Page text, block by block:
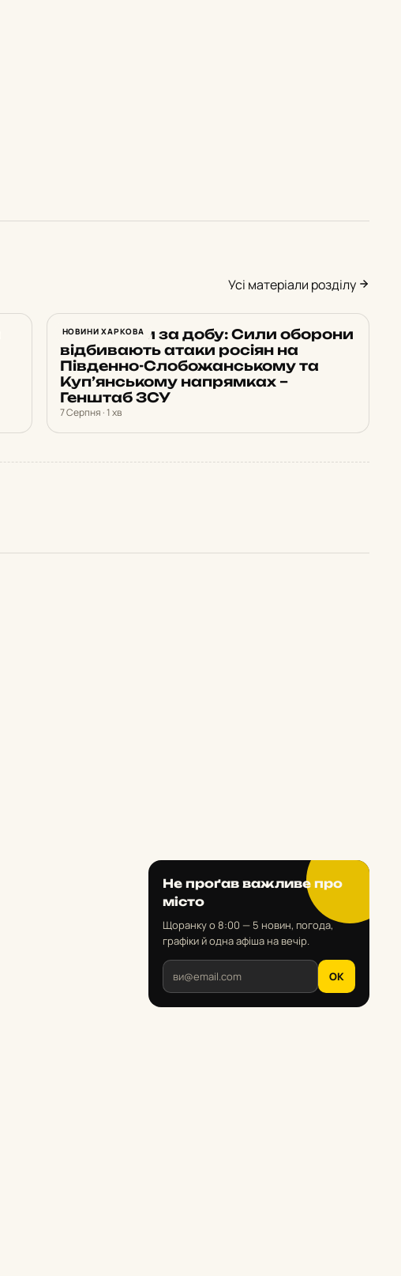
Усі матеріали розділу
НОВИНИ ХАРКОВА
22 штурми за добу: Сили оборони
відбивають атаки росіян на
Південно-Слобожанському та
Куп’янському напрямках –
Генштаб ЗСУ
7 Серпня · 1 хв
Не проґав важливе про
місто
Щоранку о 8:00 — 5 новин, погода,
графіки й одна афіша на вечір.
OK